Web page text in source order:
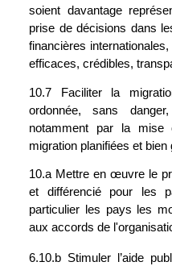
soient davantage
prise de décisions dans
financières
efficaces, crédibles,
10.7 Faciliter la
ordonnée, sans
notamment par la
migration planifiées et bien
10.a Mettre en œuvre le
et différencié pour les
particulier les pays les
aux accords de
6.10.b Stimuler l’aide